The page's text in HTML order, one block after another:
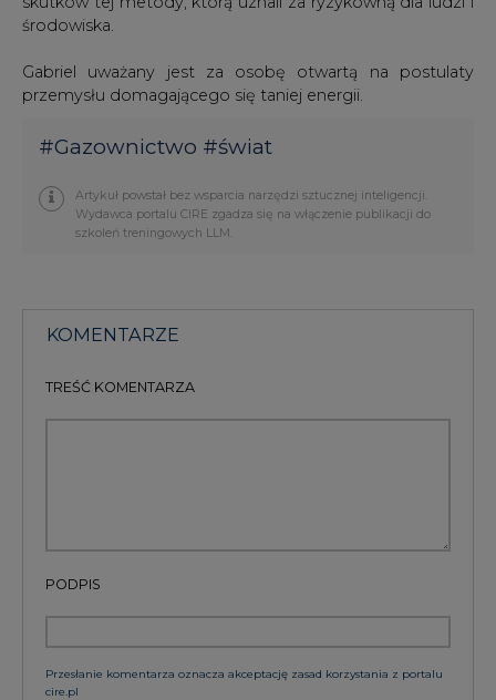
środowiska.
Gabriel uważany jest za osobę otwartą na postulaty
przemysłu domagającego się taniej energii.
#Gazownictwo #świat
Artykuł powstał bez wsparcia narzędzi sztucznej inteligencji.
Wydawca portalu CIRE zgadza się na włączenie publikacji do
szkoleń treningowych LLM.
KOMENTARZE
TREŚĆ KOMENTARZA
PODPIS
Przesłanie komentarza oznacza akceptację zasad korzystania z portalu
cire.pl